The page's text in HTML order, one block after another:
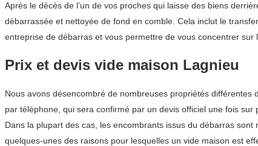
Après le décès de l’un de vos proches qui laisse des biens
débarrassée et nettoyée de fond en comble. Cela inclut le
entreprise de débarras et vous permettre de vous concentrer
Prix et devis vide maison Lagnieu
Nous avons désencombré de nombreuses propriétés
par téléphone, qui sera confirmé par un devis officiel une fois sur
Dans la plupart des cas, les encombrants issus du débarras
quelques-unes des raisons pour lesquelles un vide maison est